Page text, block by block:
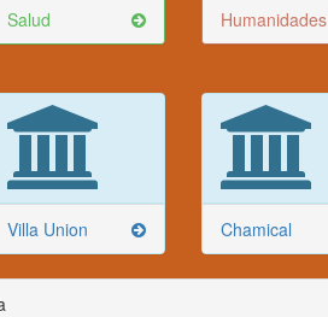
Salud Humanidades
Villa Union Chamical